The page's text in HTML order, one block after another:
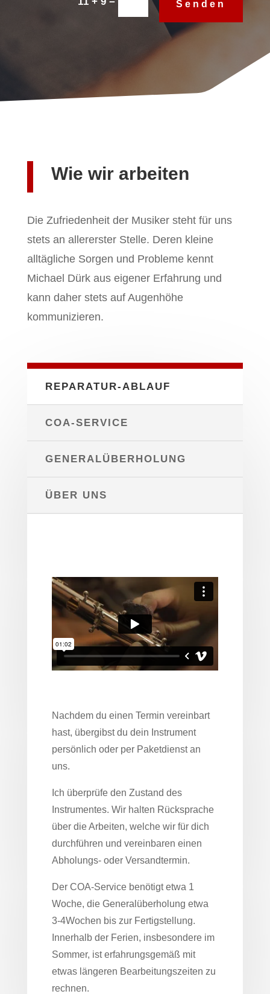
Senden
Wie wir arbeiten
Die Zufriedenheit der Musiker steht für uns
stets an allererster Stelle. Deren kleine
alltägliche Sorgen und Probleme kennt
Michael Dürk aus eigener Erfahrung und
kann daher stets auf Augenhöhe
kommunizieren.
REPARATUR-ABLAUF
COA-SERVICE
GENERALÜBERHOLUNG
ÜBER UNS
Nachdem du einen Termin vereinbart
hast, übergibst du dein Instrument
persönlich oder per Paketdienst an
uns.
Ich überprüfe den Zustand des
Instrumentes. Wir halten Rücksprache
über die Arbeiten, welche wir für dich
durchführen und vereinbaren einen
Abholungs- oder Versandtermin.
Der COA-Service benötigt etwa 1
Woche, die Generalüberholung etwa
3-4Wochen bis zur Fertigstellung.
Innerhalb der Ferien, insbesondere im
Sommer, ist erfahrungsgemäß mit
etwas längeren Bearbeitungszeiten zu
rechnen.